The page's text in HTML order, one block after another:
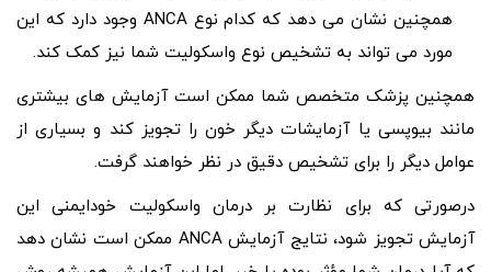
همچنین نشان می دهد که کدام نوع ANCA وجود دارد که این
مورد می تواند به تشخیص نوع واسکولیت شما نیز کمک کند.
همچنین پزشک متخصص شما ممکن است آزمایش ‌های بیشتری
مانند بیوپسی یا آزمایشات دیگر خون را تجویز کند و بسیاری از
عوامل دیگر را برای تشخیص دقیق در نظر خواهند گرفت.
درصورتی که برای نظارت بر درمان واسکولیت خودایمنی این
آزمایش تجویز شود، نتایج آزمایش ANCA ممکن است نشان دهد